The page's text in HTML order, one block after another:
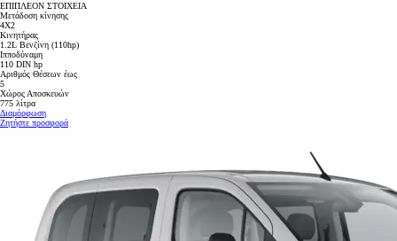
ΕΠΙΠΛΕΟΝ ΣΤΟΙΧΕΙΑ
Μετάδοση κίνησης
4X2
Κινητήρας
1.2L Βενζίνη (110hp)
Ιπποδύναμη
110 DIN hp
Αριθμός Θέσεων έως
5
Χώρος Αποσκευών
775 λίτρα
Διαμόρφωση
Ζητήστε προσφορά